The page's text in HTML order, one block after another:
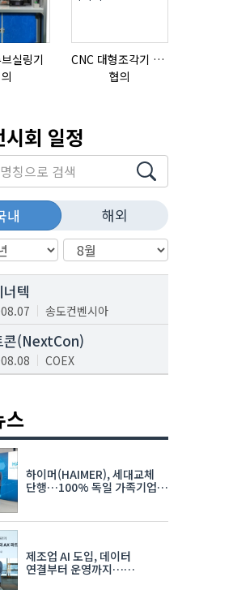
실링기
CNC 대형조각기 K-2040B
협의
시회 일정
내 해외
텍
송도컨벤시아
콘(NextCon)
COEX
모빌리티산업전
반도체 패키징 산업전
수원컨벤션센터
스
하이머(HAIMER), 세대교체
단행…100% 독일 가족기업
제조업 AI 도입, 데이터
연결부터 운영까지…